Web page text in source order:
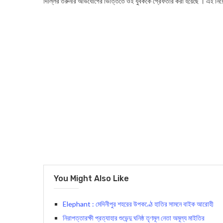
You Might Also Like
Elephant : মেদিনীপুর শহরের উপকণ্ঠে হাতির সামনে বাইক আরোহী
নিরাপত্তারক্ষী প্রত্যাহার শুভেন্দু ঘনিষ্ঠ তৃণমূল নেতা অমূল্য মাইতির